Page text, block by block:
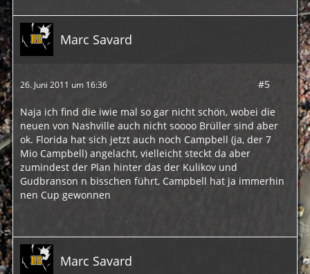
Marc Savard
26. Juni 2011 um 16:36 #5
Naja ich find die iwie mal so gar nicht schön, wobei die
neuen von Nashville auch nicht soooo Brüller sind aber
ok. Florida hat sich jetzt auch noch Campbell (ja, der 7
Mio Campbell) angelacht, vielleicht steckt da aber
zumindest der Plan hinter das der Kulikov und
Gudbranson n bisschen führt, Campbell hat ja immerhin
nen Cup gewonnen
Marc Savard